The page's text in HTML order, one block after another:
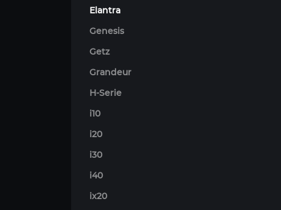
Elantra
Genesis
Getz
Grandeur
H-Serie
i10
i20
i30
i40
ix20